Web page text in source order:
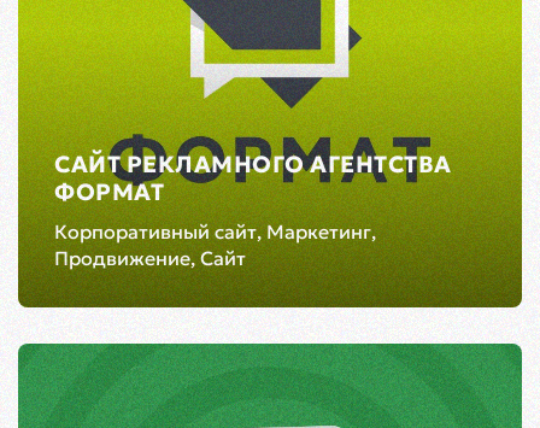
CАЙТ РЕКЛАМНОГО АГЕНТСТВА
ФОРМАТ
Корпоративный сайт, Маркетинг,
Продвижение, Сайт